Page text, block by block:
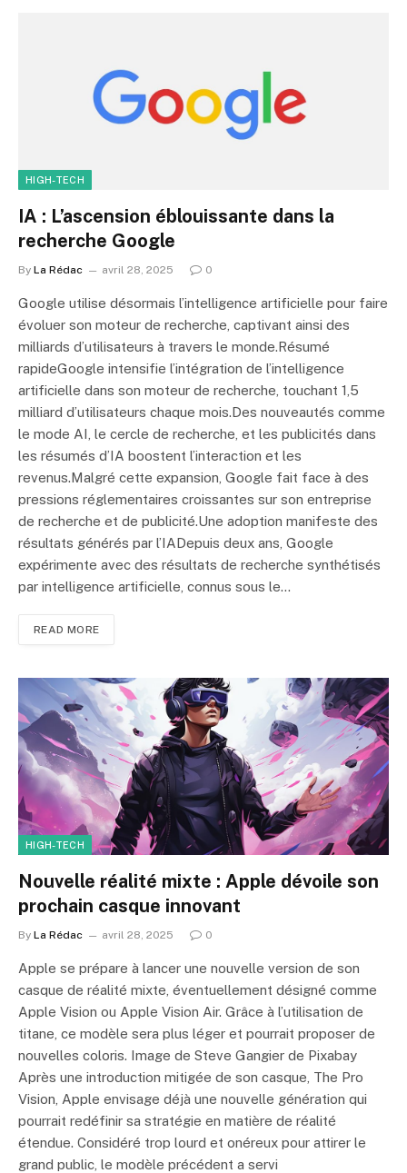
HIGH-TECH
IA : L’ascension éblouissante dans la
recherche Google
By La Rédac avril 28, 2025 0
Google utilise désormais l’intelligence artificielle pour faire
évoluer son moteur de recherche, captivant ainsi des
milliards d’utilisateurs à travers le monde.Résumé
rapideGoogle intensifie l’intégration de l’intelligence
artificielle dans son moteur de recherche, touchant 1,5
milliard d’utilisateurs chaque mois.Des nouveautés comme
le mode AI, le cercle de recherche, et les publicités dans
les résumés d’IA boostent l’interaction et les
revenus.Malgré cette expansion, Google fait face à des
pressions réglementaires croissantes sur son entreprise
de recherche et de publicité.Une adoption manifeste des
résultats générés par l’IADepuis deux ans, Google
expérimente avec des résultats de recherche synthétisés
par intelligence artificielle, connus sous le…
READ MORE
HIGH-TECH
Nouvelle réalité mixte : Apple dévoile son
prochain casque innovant
By La Rédac avril 28, 2025 0
Apple se prépare à lancer une nouvelle version de son
casque de réalité mixte, éventuellement désigné comme
Apple Vision ou Apple Vision Air. Grâce à l’utilisation de
titane, ce modèle sera plus léger et pourrait proposer de
nouvelles coloris. Image de Steve Gangier de Pixabay
Après une introduction mitigée de son casque, The Pro
Vision, Apple envisage déjà une nouvelle génération qui
pourrait redéfinir sa stratégie en matière de réalité
étendue. Considéré trop lourd et onéreux pour attirer le
grand public, le modèle précédent a servi